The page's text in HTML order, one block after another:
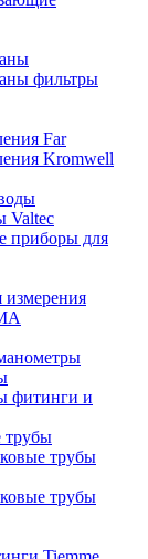
фильтры
Far
Kromwell
Valtec
приборы для
фитинги и
трубы
трубы
трубы